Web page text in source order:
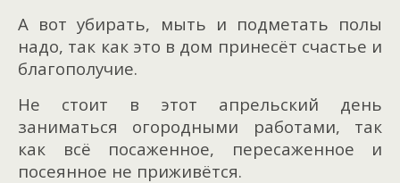
А вот убирать, мыть и подметать полы
надо, так как это в дом принесёт счастье и
благополучие.
Не стоит в этот апрельский день
заниматься огородными работами, так
как всё посаженное, пересаженное и
посеянное не приживётся.